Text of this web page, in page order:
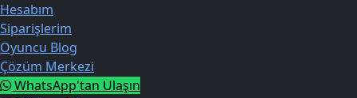
Hesabım
Siparişlerim
Oyuncu Blog
Çözüm Merkezi
WhatsApp'tan Ulaşın